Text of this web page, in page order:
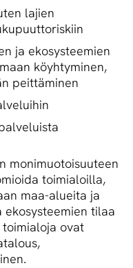
lajien
ja ekosysteemien
köyhtyminen,
peittäminen
monimuotoisuuteen
toimialoilla,
maa-alueita ja
tilaa
ovat